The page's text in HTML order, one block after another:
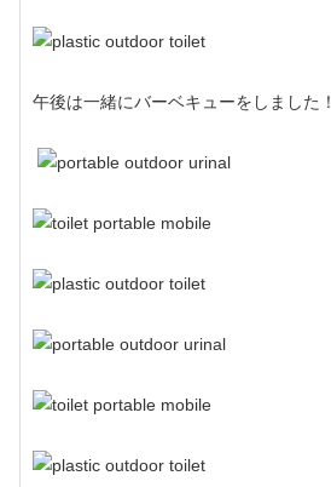
午後は一緒にバーベキューをしました！